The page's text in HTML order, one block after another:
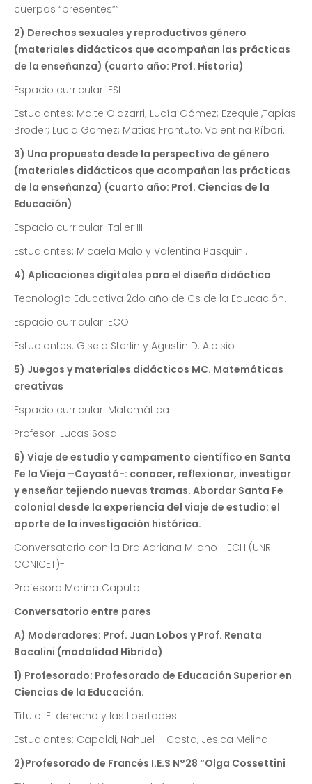
cuerpos “presentes””.
2) Derechos sexuales y reproductivos género
(materiales didácticos que acompañan las prácticas
de la enseñanza) (cuarto año: Prof. Historia)
Espacio curricular: ESI
Estudiantes: Maite Olazarri; Lucía Gómez; Ezequiel,Tapias
Broder; Lucia Gomez; Matias Frontuto, Valentina Ríbori.
3) Una propuesta desde la perspectiva de género
(materiales didácticos que acompañan las prácticas
de la enseñanza) (cuarto año: Prof. Ciencias de la
Educación)
Espacio curricular: Taller III
Estudiantes: Micaela Malo y Valentina Pasquini.
4) Aplicaciones digitales para el diseño didáctico
Tecnología Educativa 2do año de Cs de la Educación.
Espacio curricular: ECO.
Estudiantes: Gisela Sterlin y Agustin D. Aloisio
5) Juegos y materiales didácticos MC. Matemáticas
creativas
Espacio curricular: Matemática
Profesor: Lucas Sosa.
6) Viaje de estudio y campamento científico en Santa
Fe la Vieja –Cayastá-: conocer, reflexionar, investigar
y enseñar tejiendo nuevas tramas. Abordar Santa Fe
colonial desde la experiencia del viaje de estudio: el
aporte de la investigación histórica.
Conversatorio con la Dra Adriana Milano -IECH (UNR-
CONICET)-
Profesora Marina Caputo
Conversatorio entre pares
A) Moderadores: Prof. Juan Lobos y Prof. Renata
Bacalini (modalidad Híbrida)
1) Profesorado: Profesorado de Educación Superior en
Ciencias de la Educación.
Título: El derecho y las libertades.
Estudiantes: Capaldi, Nahuel – Costa, Jesica Melina
2)Profesorado de Francés I.E.S N°28 “Olga Cossettini